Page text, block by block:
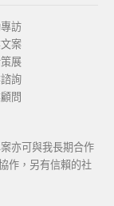
訪
案
展
詢
問
亦可與我長期合作
作，另有信賴的社